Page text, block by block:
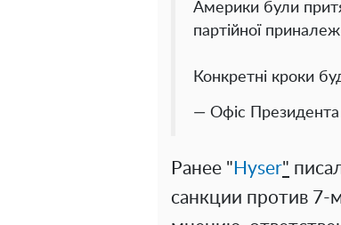
Америки були
партійної
Конкретні кроки
— Офіс Президента
Ранее " Нyser"
санкции против 7-